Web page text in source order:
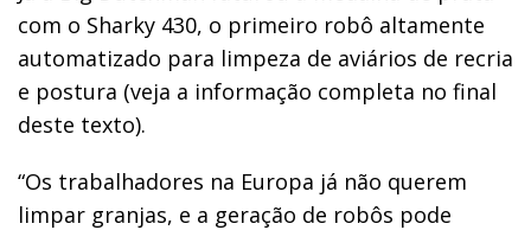
com o Sharky 430, o primeiro robô altamente
automatizado para limpeza de aviários de recria
e postura (veja a informação completa no final
deste texto).
“Os trabalhadores na Europa já não querem
limpar granjas, e a geração de robôs pode